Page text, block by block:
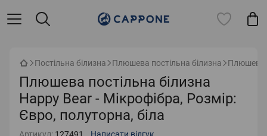
Постільна білизна Плюшева постільна білизна Плюшева
Плюшева постільна білизна
Happy Bear - Мікрофібра, Розмір:
Євро, полуторна, біла